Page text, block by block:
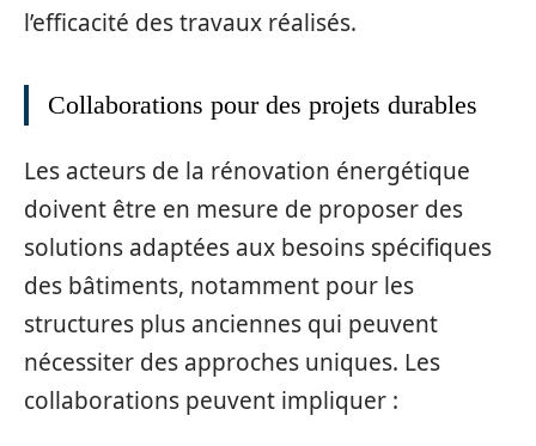
l’efficacité des travaux réalisés.
Collaborations pour des projets durables
Les acteurs de la rénovation énergétique
doivent être en mesure de proposer des
solutions adaptées aux besoins spécifiques
des bâtiments, notamment pour les
structures plus anciennes qui peuvent
nécessiter des approches uniques. Les
collaborations peuvent impliquer :